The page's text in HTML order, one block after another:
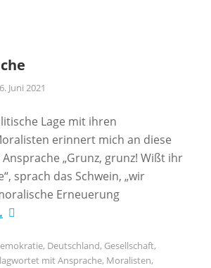
6. Juni 2021
Lage mit ihren
erinnert mich an diese
„Grunz, grunz! Wißt ihr
sprach das Schwein, „wir
Erneuerung
, Deutschland, Gesellschaft,
mitAnsprache, Moralisten,